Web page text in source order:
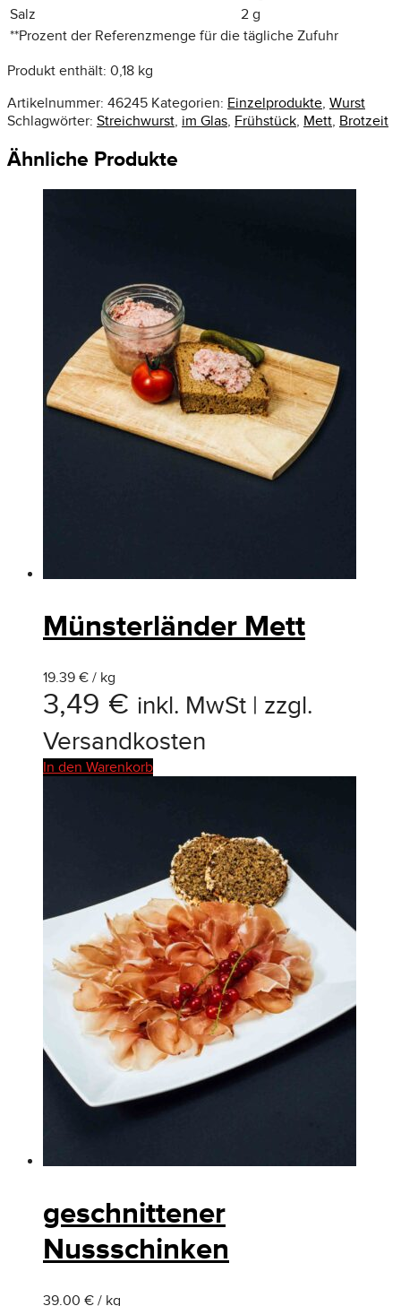
Salz
2 g
**Prozent der Referenzmenge für die tägliche Zufuhr
Produkt enthält: 0,18 kg
Artikelnummer: 46245 Kategorien: Einzelprodukte, Wurst
Schlagwörter: Streichwurst, im Glas, Frühstück, Mett, Brotzeit
Ähnliche Produkte
Münsterländer Mett
19.39 € / kg
3,49 € inkl. MwSt | zzgl.
Versandkosten
In den Warenkorb
geschnittener
Nussschinken
39.00 € / kg